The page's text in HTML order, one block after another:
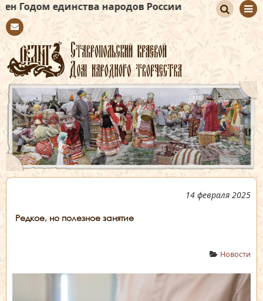
народов России
tact
иск
14 февраля 2025
Редкое, но полезное занятие
Новости